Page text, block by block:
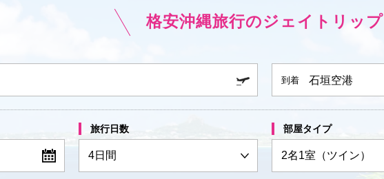
格安沖縄旅行のジェイトリップ
旅行日数 部屋タイプ
到着 石垣空港